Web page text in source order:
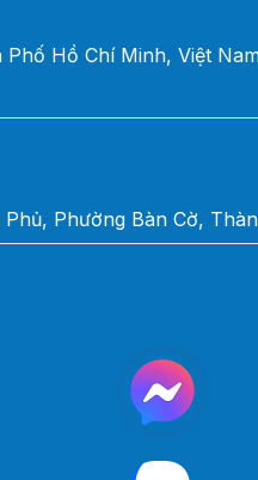
Hồ Chí Minh, Việt
Phường Bàn Cờ,